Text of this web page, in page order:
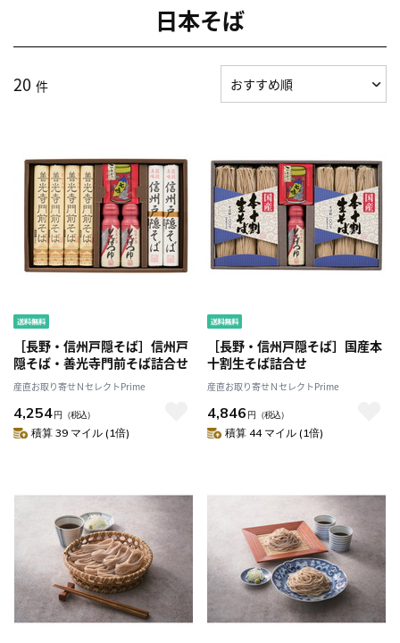
日本そば
20 件
［長野・信州戸隠そば］信州戸
隠そば・善光寺門前そば詰合せ
産直お取り寄せＮセレクトPrime
4,254円 （税込）
積算 39 マイル (1倍)
［長野・信州戸隠そば］国産本
十割生そば詰合せ
産直お取り寄せＮセレクトPrime
4,846 円 （税込）
積算 44 マイル (1倍)